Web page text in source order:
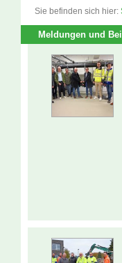
Sie befinden sich hier:
Meldungen und